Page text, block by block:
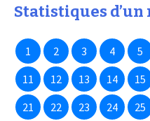
Statistiques d’un
1 2 3 4 5
11
12 13 14 15
21
22 23 24 25